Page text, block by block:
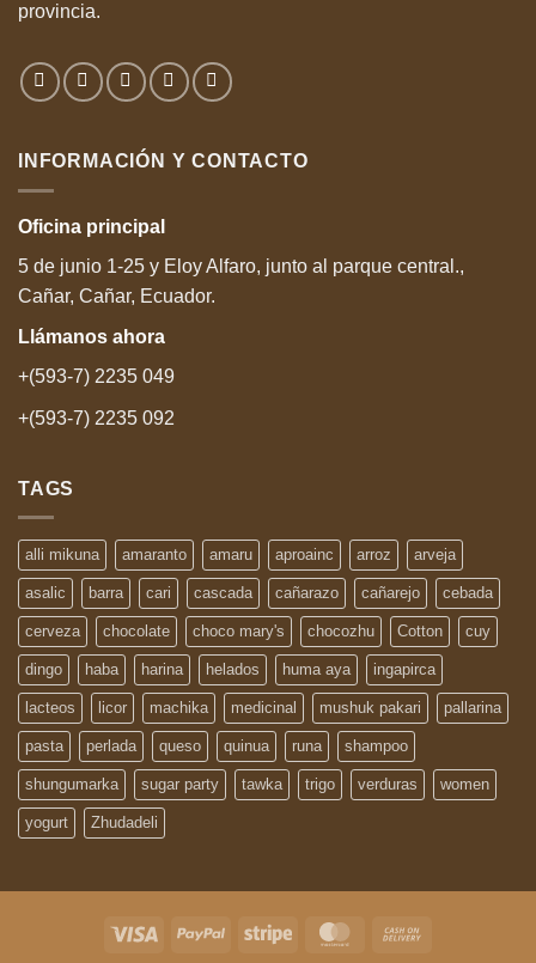
provincia.
INFORMACIÓN Y CONTACTO
Oficina principal
5 de junio 1-25 y Eloy Alfaro, junto al parque central.,
Cañar, Cañar, Ecuador.
Llámanos ahora
+(593-7) 2235 049
+(593-7) 2235 092
TAGS
alli mikuna amaranto amaru aproainc arroz arveja
asalic barra cari cascada cañarazo cañarejo cebada
cerveza chocolate choco mary's chocozhu Cotton cuy
dingo haba harina helados huma aya ingapirca
lacteos licor machika medicinal mushuk pakari pallarina
pasta perlada queso quinua runa shampoo
shungumarka sugar party tawka trigo verduras women
yogurt Zhudadeli
Visa PayPal Stripe MasterCard